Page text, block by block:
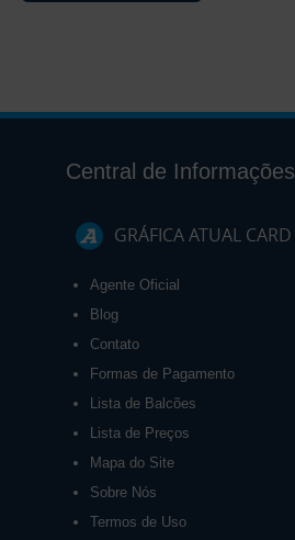
Central de Informações
GRÁFICA ATUAL CARD
Agente Oficial
Blog
Contato
Formas de Pagamento
Lista de Balcões
Lista de Preços
Mapa do Site
Sobre Nós
Termos de Uso